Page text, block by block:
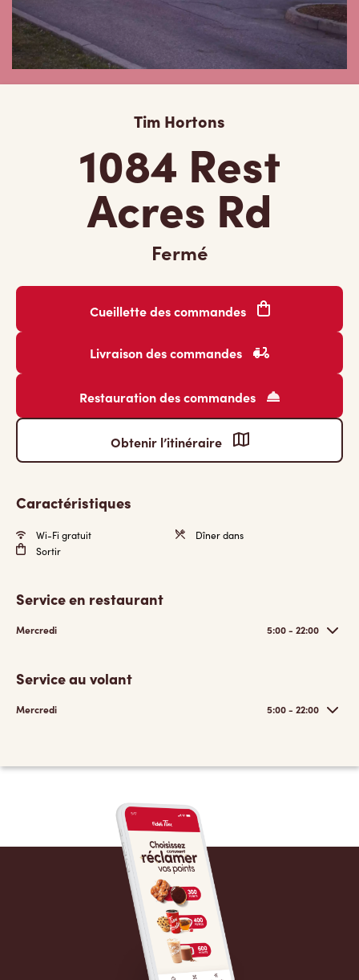
Tim Hortons
1084 Rest
Acres Rd
Fermé
Cueillette des commandes
Livraison des commandes
Restauration des commandes
Obtenir l’itinéraire
Caractéristiques
Wi-Fi gratuit
Dîner dans
Sortir
Service en restaurant
Mercredi 5:00 - 22:00
Service au volant
Mercredi 5:00 - 22:00